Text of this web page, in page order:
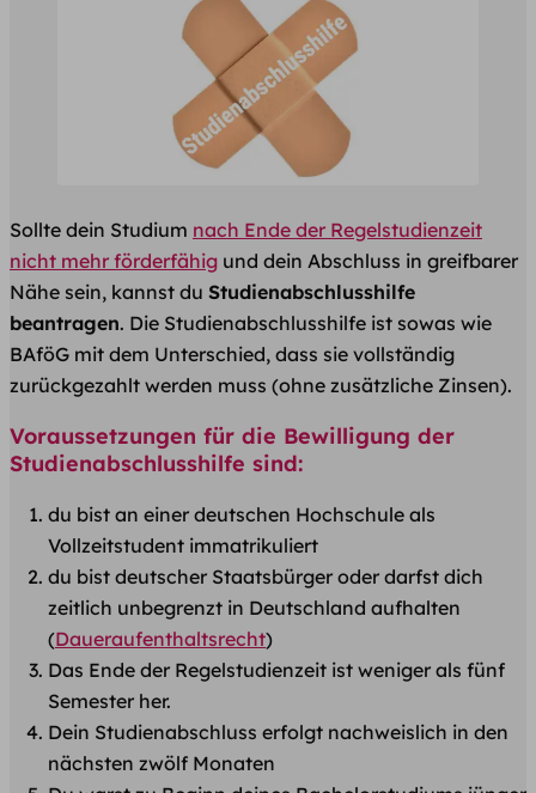
Sollte dein Studium nach Ende der Regelstudienzeit
nicht mehr förderfähig und dein Abschluss in greifbarer
Nähe sein, kannst du Studienabschlusshilfe
beantragen. Die Studienabschlusshilfe ist sowas wie
BAföG mit dem Unterschied, dass sie vollständig
zurückgezahlt werden muss (ohne zusätzliche Zinsen).
Voraussetzungen für die Bewilligung der
Studienabschlusshilfe sind:
du bist an einer deutschen Hochschule als
Vollzeitstudent immatrikuliert
du bist deutscher Staatsbürger oder darfst dich
zeitlich unbegrenzt in Deutschland aufhalten
(Daueraufenthaltsrecht)
Das Ende der Regelstudienzeit ist weniger als fünf
Semester her.
Dein Studienabschluss erfolgt nachweislich in den
nächsten zwölf Monaten